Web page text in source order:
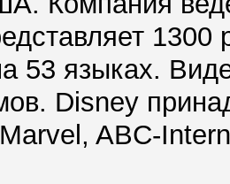
53 языках.
Disney
ABC-